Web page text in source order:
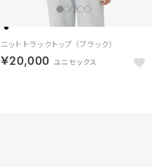
ニット トラックトップ （ブラック）
￥20,000